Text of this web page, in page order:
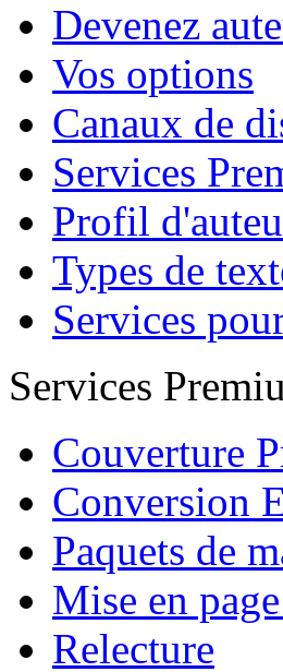
Devenez
Vos options
Canaux de
Services
Profil
Types de
Services
Services
Couverture
Conversion
Paquets de
Mise en
Relecture